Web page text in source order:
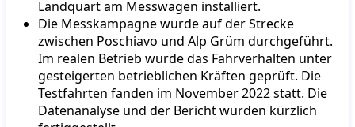
Landquart am Messwagen installiert.
Die Messkampagne wurde auf der Strecke
zwischen Poschiavo und Alp Grüm durchgeführt.
Im realen Betrieb wurde das Fahrverhalten unter
gesteigerten betrieblichen Kräften geprüft. Die
Testfahrten fanden im November 2022 statt. Die
Datenanalyse und der Bericht wurden kürzlich